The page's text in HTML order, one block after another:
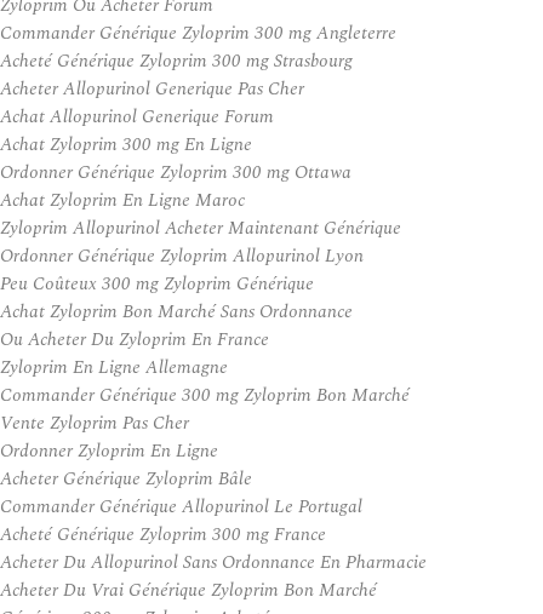
Commander Générique Zyloprim 300 mg Angleterre
Acheté Générique Zyloprim 300 mg Strasbourg
Acheter Allopurinol Generique Pas Cher
Achat Allopurinol Generique Forum
Achat Zyloprim 300 mg En Ligne
Ordonner Générique Zyloprim 300 mg Ottawa
Achat Zyloprim En Ligne Maroc
Zyloprim Allopurinol Acheter Maintenant Générique
Ordonner Générique Zyloprim Allopurinol Lyon
Peu Coûteux 300 mg Zyloprim Générique
Achat Zyloprim Bon Marché Sans Ordonnance
Ou Acheter Du Zyloprim En France
Zyloprim En Ligne Allemagne
Commander Générique 300 mg Zyloprim Bon Marché
Vente Zyloprim Pas Cher
Ordonner Zyloprim En Ligne
Acheter Générique Zyloprim Bâle
Commander Générique Allopurinol Le Portugal
Acheté Générique Zyloprim 300 mg France
Acheter Du Allopurinol Sans Ordonnance En Pharmacie
Acheter Du Vrai Générique Zyloprim Bon Marché